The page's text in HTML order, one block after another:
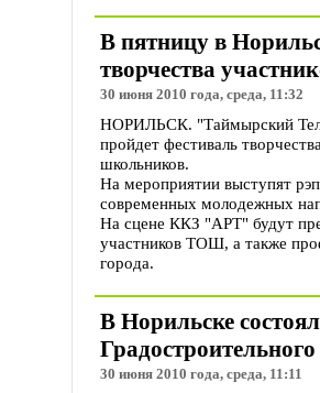
В пятницу в
творчества
30 июня 2010 года, среда, 11:32
НОРИЛЬСК. "Таймырский
пройдет фестиваль
школьников.
На мероприятии выступят
современных молодежных
На сцене ККЗ "АРТ" будут
участников ТОШ, а также
города.
В Норильске
Градостроительного
30 июня 2010 года, среда, 11:11